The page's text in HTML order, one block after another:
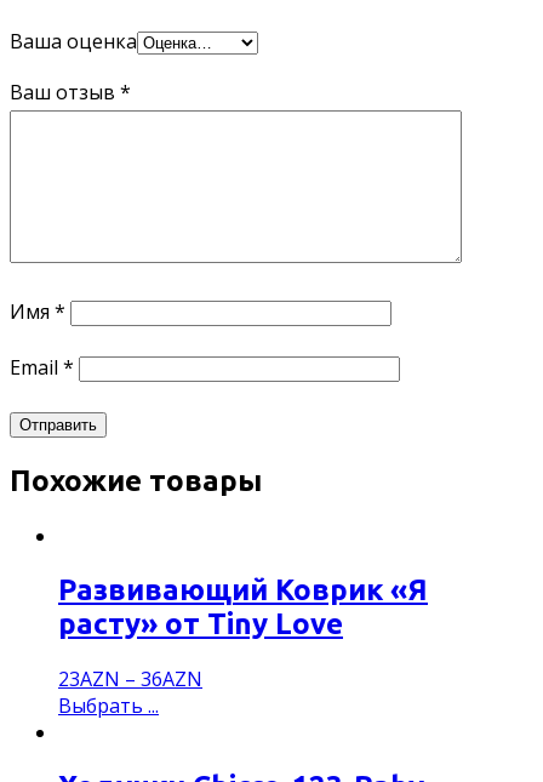
Ваша оценка
Ваш отзыв *
Имя *
Email *
Похожие товары
Развивающий Коврик «Я
расту» от Tiny Love
23AZN – 36AZN
Выбрать ...